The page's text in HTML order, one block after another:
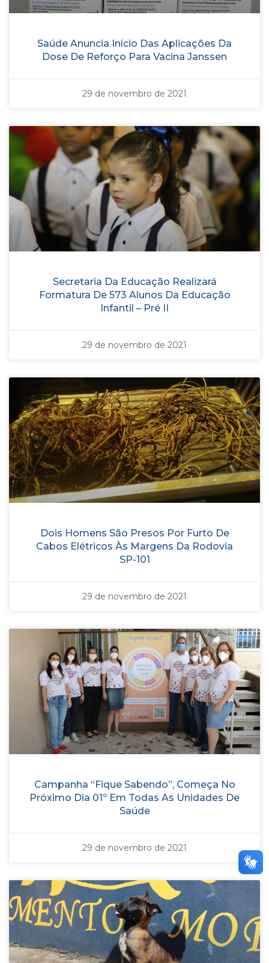
Saúde Anuncia Início Das Aplicações Da
Dose De Reforço Para Vacina Janssen
29 de novembro de 2021
Secretaria Da Educação Realizará
Formatura De 573 Alunos Da Educação
Infantil – Pré II
29 de novembro de 2021
Dois Homens São Presos Por Furto De
Cabos Elétricos Às Margens Da Rodovia
SP-101
29 de novembro de 2021
Campanha “Fique Sabendo”, Começa No
Próximo Dia 01º Em Todas As Unidades De
Saúde
29 de novembro de 2021